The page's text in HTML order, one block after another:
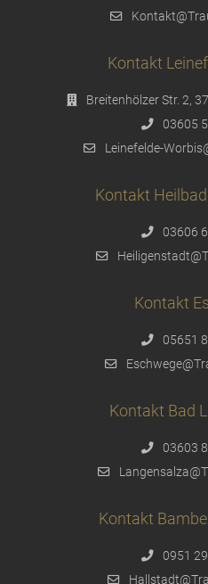
Kontakt
Breitenhölzer Str. 2,
03605
Leinefelde-
Kontakt
03606
Kontakt
05651
Kontakt Bad
03603
Kontakt
0951